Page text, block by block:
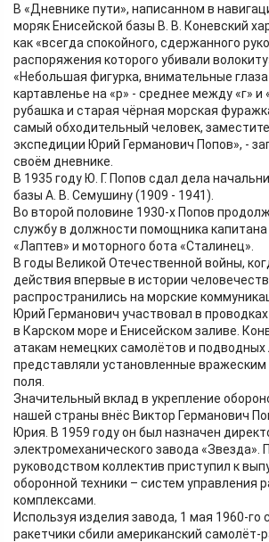
В «Дневнике пути», написанном в
моряк Енисейской базы В. В. Коневский
как «всегда спокойного, сдержанного
распоряжения которого убивали
«Небольшая фигурка, внимательные
картавленье на «р» - среднее между «г» и
рубашка и старая чёрная морская
самый обходительный человек,
экспедиции Юрий Германович Попов», -
своём дневнике.
В 1935 году Ю. Г. Попов сдал дела
базы А. В. Семушину (1909 - 1941).
Во второй половине 1930-х Попов
службу в должности помощника
«Лаптев» и моторного бота «Сталинец».
В годы Великой Отечественной войны,
действия впервые в истории
распространились на морские
Юрий Германович участвовал в
в Карском море и Енисейском заливе.
атакам немецких самолётов и подводных
представляли установленные
поля.
Значительный вклад в укрепление
нашей страны внёс Виктор Германович
Юрия. В 1959 году он был назначен
электромеханического завода «Звезда».
руководством коллектив приступил к
оборонной техники – систем управления
комплексами.
Используя изделия завода, 1 мая 1960-го
ракетчики сбили американский самолёт-